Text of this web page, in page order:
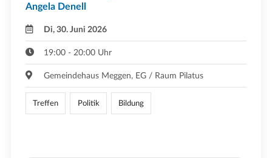
Angela Denell
Di, 30. Juni 2026
19:00 - 20:00 Uhr
Gemeindehaus Meggen, EG / Raum Pilatus
Treffen Politik Bildung